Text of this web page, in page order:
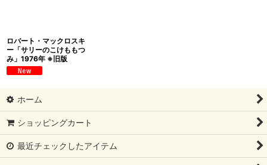
ロバート・マックロスキ
ー「サリーのこけももつ
み」1976年 ※旧版
ホーム
ショッピングカート
最近チェックしたアイテム